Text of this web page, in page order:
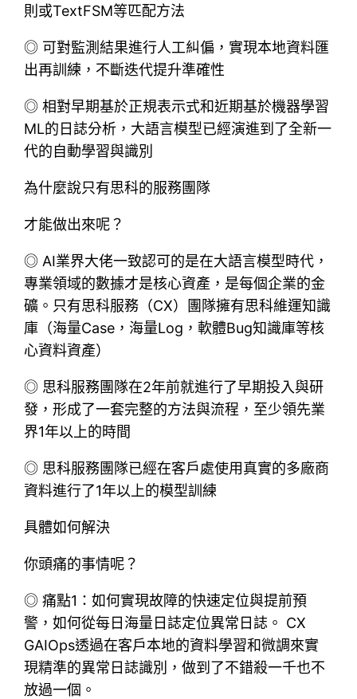
則或TextFSM等匹配方法
◎ 可對監測結果進行人工糾偏，實現本地資料匯
出再訓練，不斷迭代提升準確性
◎ 相對早期基於正規表示式和近期基於機器學習
ML的日誌分析，大語言模型已經演進到了全新一
代的自動學習與識別
為什麼說只有思科的服務團隊
才能做出來呢？
◎ AI業界大佬一致認可的是在大語言模型時代，
專業領域的數據才是核心資產，是每個企業的金
礦。只有思科服務（CX）團隊擁有思科維運知識
庫（海量Case，海量Log，軟體Bug知識庫等核
心資料資產）
◎ 思科服務團隊在2年前就進行了早期投入與研
發，形成了一套完整的方法與流程，至少領先業
界1年以上的時間
◎ 思科服務團隊已經在客戶處使用真實的多廠商
資料進行了1年以上的模型訓練
具體如何解決
你頭痛的事情呢？
◎ 痛點1：如何實現故障的快速定位與提前預
警，如何從每日海量日誌定位異常日誌。 CX
GAIOps透過在客戶本地的資料學習和微調來實
現精準的異常日誌識別，做到了不錯殺一千也不
放過一個。